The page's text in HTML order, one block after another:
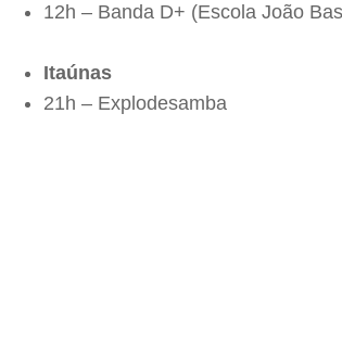
12h – Banda D+ (Escola João
Itaúnas
21h – Explodesamba